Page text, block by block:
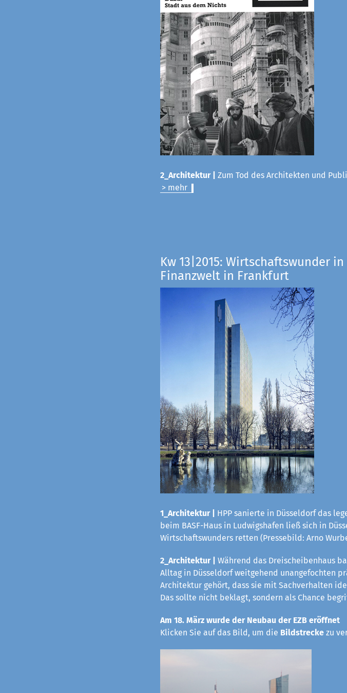
2_Architektur |
Zum Tod des Architekten und
> mehr
Kw 13|2015: Wirtschaftswunder
Finanzwelt in Frankfurt
1_Architektur |
HPP sanierte in Düsseldorf das
beim BASF-Haus in Ludwigshafen ließ sich in
Wirtschaftswunders retten (Pressebild: Arno
2_Architektur |
Während das Dreischeibenhaus
Alltag in Düsseldorf weitgehend unangefochten
Architektur gehört, dass sie mit Sachverhalten
Das sollte nicht beklagt, sondern als Chance
Am 18. März wurde der Neubau der EZB eröffnet
Klicken Sie auf das Bild, um die Bildstrecke zu